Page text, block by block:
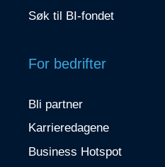
Søk til BI-fondet
For bedrifter
Bli partner
Karrieredagene
Business Hotspot